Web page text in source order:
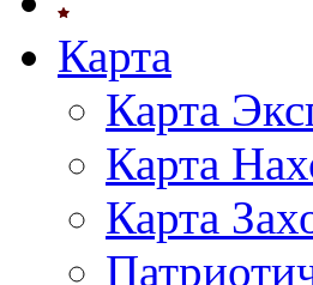
Карта
Карта
Карта
Карта